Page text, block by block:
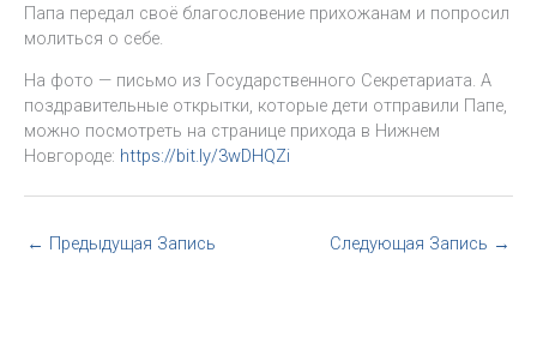
Папа передал своё благословение прихожанам и попросил
молиться о себе.
На фото — письмо из Государственного Секретариата. А
поздравительные открытки, которые дети отправили Папе,
можно посмотреть на странице прихода в Нижнем
Новгороде: https://bit.ly/3wDHQZi
← Предыдущая Запись Следующая Запись →